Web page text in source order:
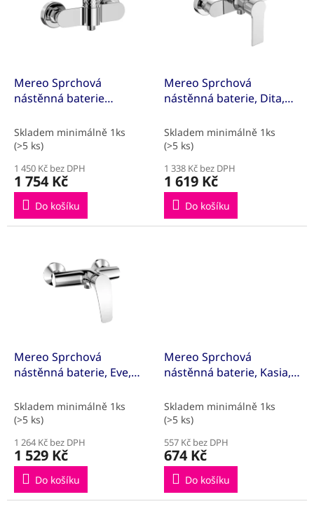
ů
Mereo Sprchová
nástěnná baterie
příslušenství, 150 mm,
chrom
Skladem minimálně 1ks
(>5 ks)
1 450 Kč bez DPH
1 754 Kč
Do košíku
Mereo Sprchová
nástěnná baterie, Dita,
příslušenství, chrom
Skladem minimálně 1ks
(>5 ks)
1 338 Kč bez DPH
1 619 Kč
Do košíku
Mereo Sprchová
nástěnná baterie, Eve,
mm, chrom
Skladem minimálně 1ks
(>5 ks)
1 264 Kč bez DPH
1 529 Kč
Do košíku
Mereo Sprchová
nástěnná baterie, Kasia,
příslušenství, chrom
Skladem minimálně 1ks
(>5 ks)
557 Kč bez DPH
674 Kč
Do košíku